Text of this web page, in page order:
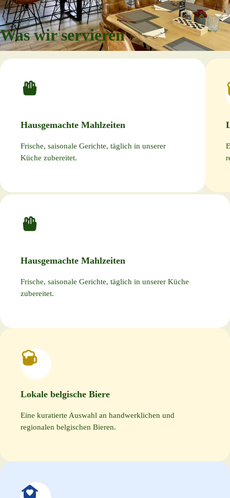
Was wir servieren
Hausgemachte Mahlzeiten
Frische, saisonale Gerichte, täglich in unserer
Küche zubereitet.
Hausgemachte Mahlzeiten
Frische, saisonale Gerichte, täglich in unserer Küche
zubereitet.
Lokale belgische Biere
Eine kuratierte Auswahl an handwerklichen und
regionalen belgischen Bieren.